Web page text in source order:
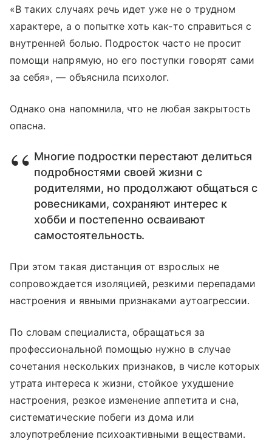
«В таких случаях речь идет уже не о трудном
характере, а о попытке хоть как-то справиться с
внутренней болью. Подросток часто не просит
помощи напрямую, но его поступки говорят сами
за себя», — объяснила психолог.
Однако она напомнила, что не любая закрытость
опасна.
Многие подростки перестают делиться
подробностями своей жизни с
родителями, но продолжают общаться с
ровесниками, сохраняют интерес к
хобби и постепенно осваивают
самостоятельность.
При этом такая дистанция от взрослых не
сопровождается изоляцией, резкими перепадами
настроения и явными признаками аутоагрессии.
По словам специалиста, обращаться за
профессиональной помощью нужно в случае
сочетания нескольких признаков, в числе которых
утрата интереса к жизни, стойкое ухудшение
настроения, резкое изменение аппетита и сна,
систематические побеги из дома или
злоупотребление психоактивными веществами.